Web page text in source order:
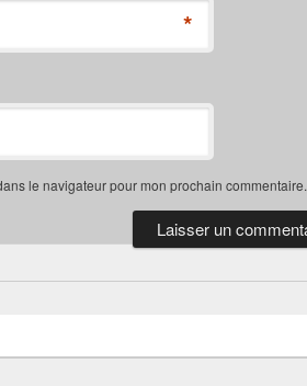
*
le navigateur pour mon prochain commentaire.